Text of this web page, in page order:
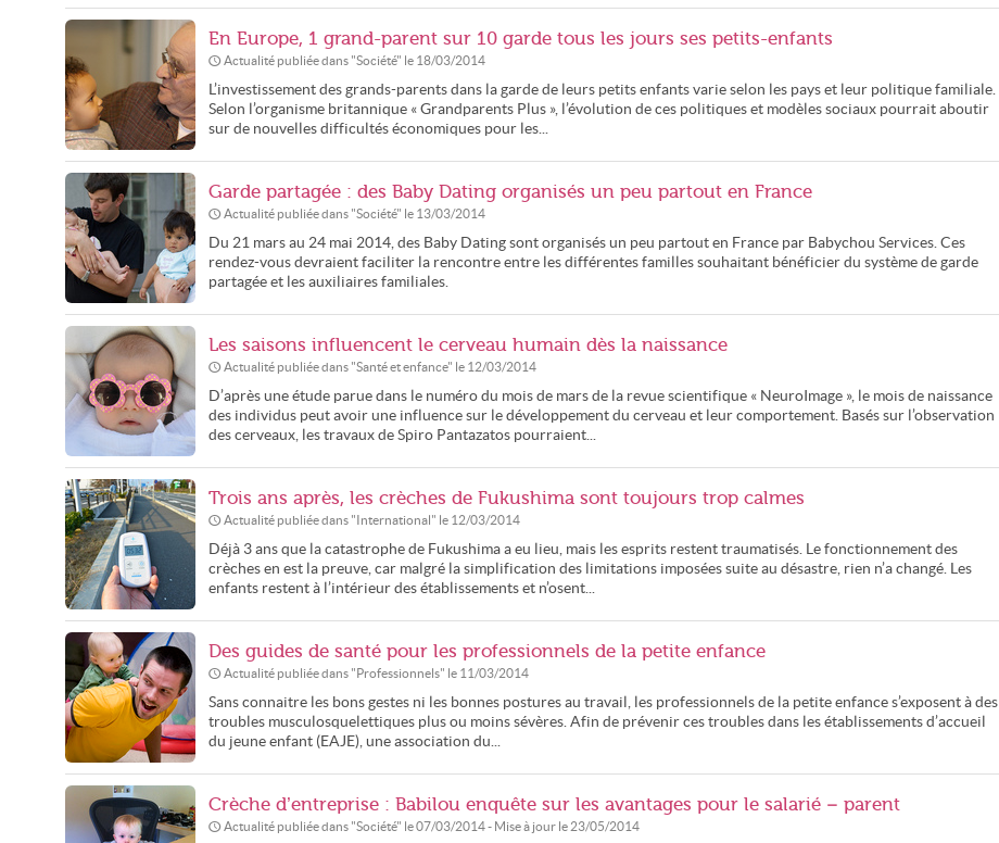
En Europe, 1 grand-parent sur 10 garde tous les jours ses petits-enfants
Actualité publiée dans "Société" le 18/03/2014
L’investissement des grands-parents dans la garde de leurs petits enfants varie selon les pays et leur politique familiale.
Selon l’organisme britannique « Grandparents Plus », l’évolution de ces politiques et modèles sociaux pourrait aboutir
sur de nouvelles difficultés économiques pour les...
Garde partagée : des Baby Dating organisés un peu partout en France
Actualité publiée dans "Société" le 13/03/2014
Du 21 mars au 24 mai 2014, des Baby Dating sont organisés un peu partout en France par Babychou Services. Ces
rendez-vous devraient faciliter la rencontre entre les différentes familles souhaitant bénéficier du système de garde
partagée et les auxiliaires familiales.
Les saisons influencent le cerveau humain dès la naissance
Actualité publiée dans "Santé et enfance" le 12/03/2014
D’après une étude parue dans le numéro du mois de mars de la revue scientifique « NeuroImage », le mois de naissance
des individus peut avoir une influence sur le développement du cerveau et leur comportement. Basés sur l’observation
des cerveaux, les travaux de Spiro Pantazatos pourraient...
Trois ans après, les crèches de Fukushima sont toujours trop calmes
Actualité publiée dans "International" le 12/03/2014
Déjà 3 ans que la catastrophe de Fukushima a eu lieu, mais les esprits restent traumatisés. Le fonctionnement des
crèches en est la preuve, car malgré la simplification des limitations imposées suite au désastre, rien n’a changé. Les
enfants restent à l’intérieur des établissements et n’osent...
Des guides de santé pour les professionnels de la petite enfance
Actualité publiée dans "Professionnels" le 11/03/2014
Sans connaitre les bons gestes ni les bonnes postures au travail, les professionnels de la petite enfance s’exposent à des
troubles musculosquelettiques plus ou moins sévères. Afin de prévenir ces troubles dans les établissements d’accueil
du jeune enfant (EAJE), une association du...
Crèche d’entreprise : Babilou enquête sur les avantages pour le salarié – parent
Actualité publiée dans "Société" le07/03/2014- Mise à jour le 23/05/2014